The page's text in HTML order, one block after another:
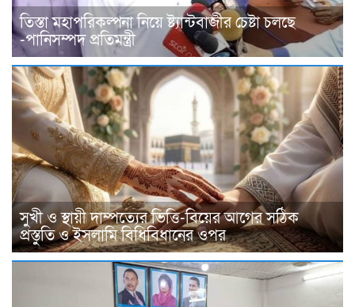
তিস্তা মহাপরিকল্পনা নিয়ে ষ্ট্যান্টবাজীর চেষ্টা চলছে
-পানিসম্পদ প্রতিমন্ত্রী
সুখী ও স্থায়ী দাম্পত্যের ভিত্তি-বিয়ের আগের সঠিক
প্রস্তুতি ও ইসলামি বিধিবিধানের ওপর